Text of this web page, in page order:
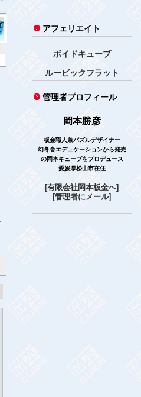
アフェリエイト
ボイドキューブ
ルービックフラット
管理者プロフィール
岡本勝彦
板金職人兼パズルデザイナー
幻冬舎エデュケーションから発売
の岡本キューブをプロデュース
愛媛県松山市在住
[有限会社岡本板金へ]
[管理者にメール]